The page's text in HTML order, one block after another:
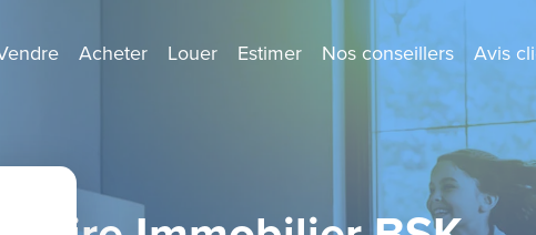
Acheter Louer Estimer Nos conseillers Avis